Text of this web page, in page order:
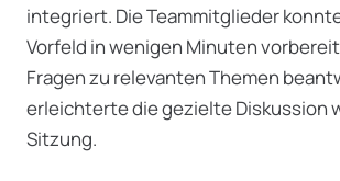
integriert. Die Teammitglieder
Vorfeld in wenigen Minuten
Fragen zu relevanten Themen
erleichterte die gezielte Diskussion
Sitzung.